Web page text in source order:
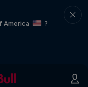
America
?